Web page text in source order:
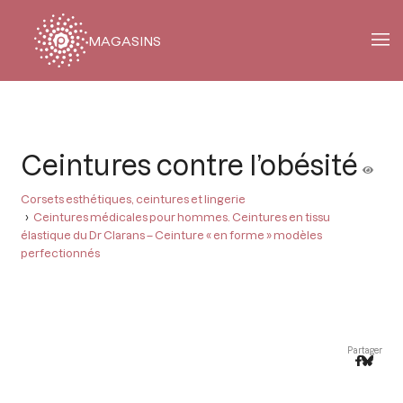
MAGASINS
Ceintures contre l’obésité
Corsets esthétiques, ceintures et lingerie
Ceintures médicales pour hommes. Ceintures en tissu
élastique du Dr Clarans – Ceinture « en forme » modèles
perfectionnés
Partager